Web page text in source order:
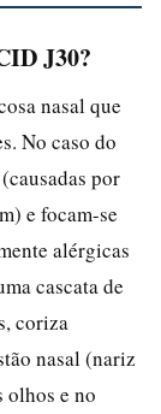
J30?
nasal que
No caso do
por
e focam-se
alérgicas
cascata de
coriza
nasal (nariz
e no